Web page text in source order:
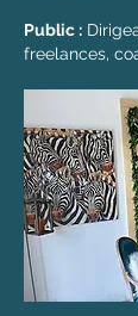
Public :
freelances,